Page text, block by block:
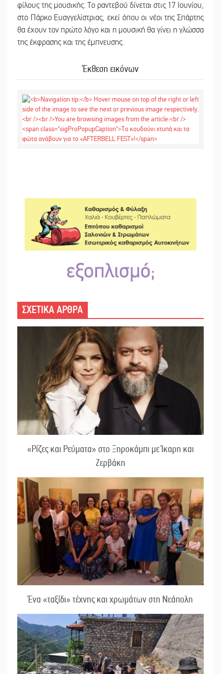
φίλους της μουσικής. Το ραντεβού δίνεται στις 17 Ιουνίου,
στο Πάρκο Ευαγγελίστριας, εκεί όπου οι νέοι της Σπάρτης
θα έχουν τον πρώτο λόγο και η μουσική θα γίνει η γλώσσα
της έκφρασης και της έμπνευσης.
Έκθεση εικόνων
ΣΧΕΤΙΚΑ ΑΡΘΡΑ
«Ρίζες και Ρεύματα» στο Ξηροκάμπι με Ίκαρη και
Ζερβάκη
Ένα «ταξίδι» τέχνης και χρωμάτων στη Νεάπολη